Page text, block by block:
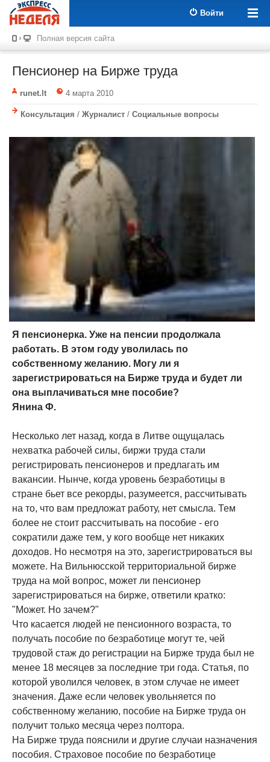
Войти
Полная версия сайта
Пенсионер на Бирже труда
runet.lt 4 марта 2010
Консультация / Журналист / Социальные вопросы
Я пенсионерка. Уже на пенсии продолжала
работать. В этом году уволилась по
собственному желанию. Могу ли я
зарегистрироваться на Бирже труда и будет ли
она выплачиваться мне пособие?
Янина Ф.
Несколько лет назад, когда в Литве ощущалась
нехватка рабочей силы, биржи труда стали
регистрировать пенсионеров и предлагать им
вакансии. Нынче, когда уровень безработицы в
стране бьет все рекорды, разумеется, рассчитывать
на то, что вам предложат работу, нет смысла. Тем
более не стоит рассчитывать на пособие - его
сократили даже тем, у кого вообще нет никаких
доходов. Но несмотря на это, зарегистрироваться вы
можете. На Вильнюсской территориальной бирже
труда на мой вопрос, может ли пенсионер
зарегистрироваться на бирже, ответили кратко:
"Может. Но зачем?"
Что касается людей не пенсионного возраста, то
получать пособие по безработице могут те, чей
трудовой стаж до регистрации на Бирже труда был не
менее 18 месяцев за последние три года. Статья, по
которой уволился человек, в этом случае не имеет
значения. Даже если человек увольняется по
собственному желанию, пособие на Бирже труда он
получит только месяца через полтора.
На Бирже труда пояснили и другие случаи назначения
пособия. Страховое пособие по безработице